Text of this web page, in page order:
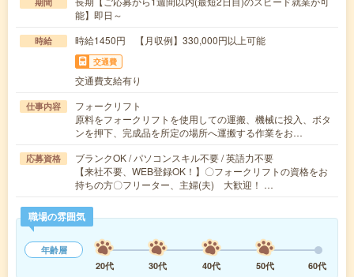
能】即日～
時給 時給1450円 【月収例】330,000円以上可能
交通費
交通費支給有り
仕事内容
フォークリフト
原料をフォークリフトを使用しての運搬、機械に投入、ボタ
ンを押下、完成品を所定の場所へ運搬する作業をお…
応募資格
ブランクOK / パソコンスキル不要 / 英語力不要
【来社不要、WEB登録OK！】〇フォークリフトの資格をお
持ちの方〇フリーター、主婦(夫) 大歓迎！ …
職場の雰囲気
年齢層
20代
30代 40代 50代 60代